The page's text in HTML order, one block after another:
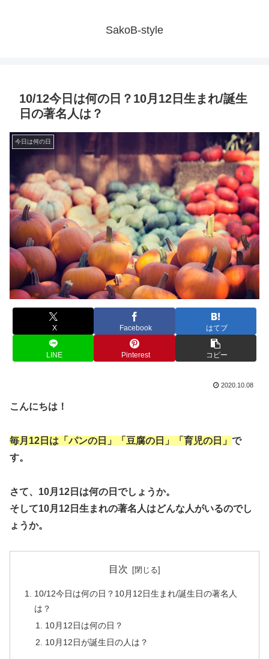
SakoB-style
10/12今日は何の日？10月12日生まれ/誕生
日の著名人は？
今日は何の日
X Facebook はてブ
LINE Pinterest コピー
2020.10.08
こんにちは！
毎月12日は「パンの日」「豆腐の日」「育児の日」 で
す。
さて、10月12日は何の日でしょうか。
そして10月12日生まれの著名人はどんな人がいるのでし
ょうか。
目次
10/12今日は何の日？10月12日生まれ/誕生日の著名人
は？
10月12日は何の日？
10月12日が誕生日の人は？